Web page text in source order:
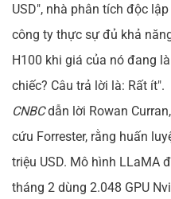
USD", nhà phân tích độc
công ty thực sự đủ khả
H100 khi giá của nó đang
chiếc? Câu trả lời là: Rất ít".
CNBCdẫn lời Rowan
cứu Forrester, rằng huấn
triệu USD. Mô hình LLaMA
tháng 2 dùng 2.048 GPU